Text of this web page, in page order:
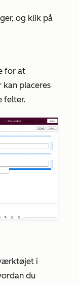
og klik på
for at
kan placeres
felter.
i
du